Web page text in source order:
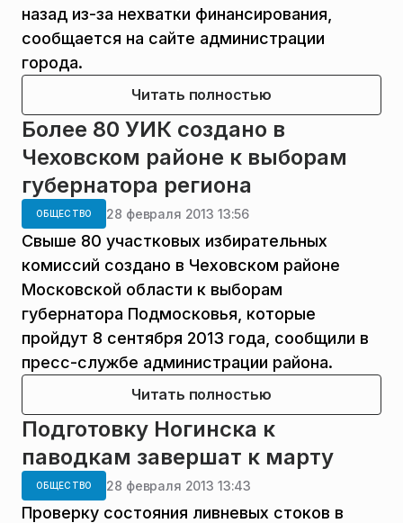
назад из-за нехватки финансирования,
сообщается на сайте администрации
города.
Читать полностью
Более 80 УИК создано в
Чеховском районе к выборам
губернатора региона
ОБЩЕСТВО 28 февраля 2013 13:56
Свыше 80 участковых избирательных
комиссий создано в Чеховском районе
Московской области к выборам
губернатора Подмосковья, которые
пройдут 8 сентября 2013 года, сообщили в
пресс-службе администрации района.
Читать полностью
Подготовку Ногинска к
паводкам завершат к марту
ОБЩЕСТВО 28 февраля 2013 13:43
Проверку состояния ливневых стоков в